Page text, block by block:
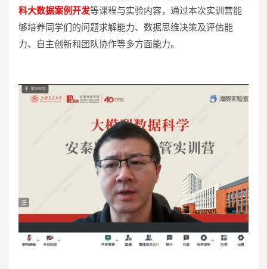
科大数据案例开发等课程与实验内容，通过本次实训营能
够培养同学们的问题求解能力、数据思维决策及评估能
力、自主创新和团队协作等多方面能力。